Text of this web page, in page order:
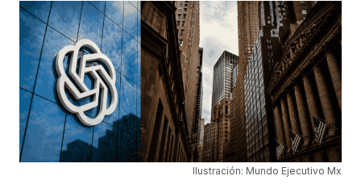
Ilustración: Mundo Ejecutivo Mx